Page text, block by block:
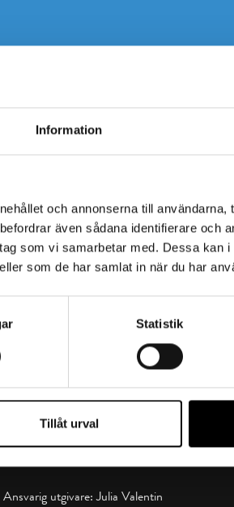
Information
och annonserna till användarna,
även sådana identifierare och
som vi samarbetar med. Dessa kan
som de har samlat in när du har
Statistik
Tillåt urval
Ansvarig utgivare: Julia Valentin